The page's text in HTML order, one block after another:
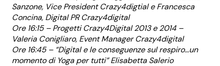
Sanzone, Vice President Crazy4digtial e Francesca
Concina, Digital PR Crazy4digital
Ore 16:15 – Progetti Crazy4Digital 2013 e 2014 –
Valeria Conigliaro, Event Manager Crazy4digital
Ore 16:45 – “Digital e le conseguenze sul respiro…un
momento di Yoga per tutti” Elisabetta Salerio